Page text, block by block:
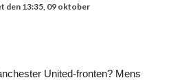
den 13:35, 09 oktober
United-fronten? Mens